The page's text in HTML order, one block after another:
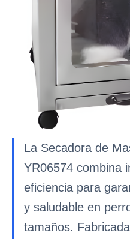
La Secadora de
YR06574 combina
eficiencia para
y saludable en
tamaños.